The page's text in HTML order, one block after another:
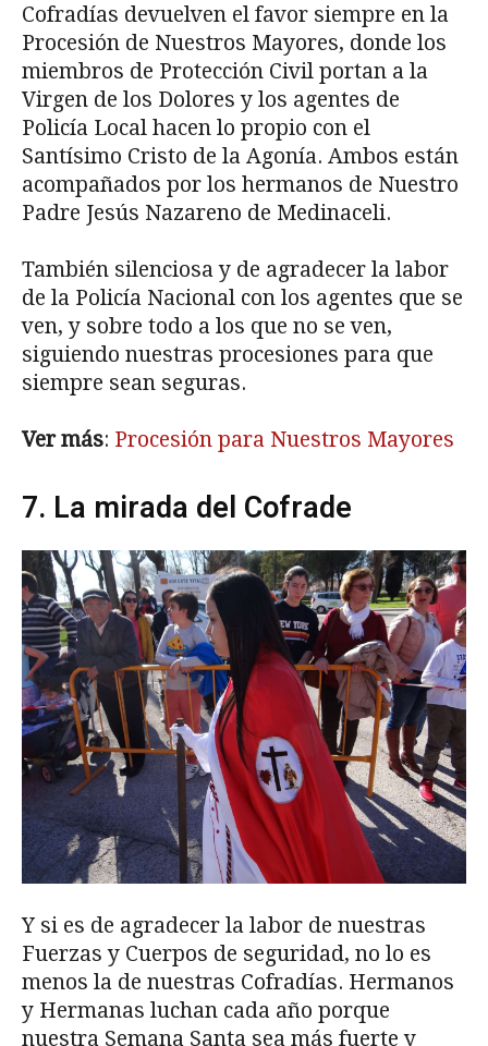
Cofradías devuelven el favor siempre en la
Procesión de Nuestros Mayores, donde los
miembros de Protección Civil portan a la
Virgen de los Dolores y los agentes de
Policía Local hacen lo propio con el
Santísimo Cristo de la Agonía. Ambos están
acompañados por los hermanos de Nuestro
Padre Jesús Nazareno de Medinaceli.
También silenciosa y de agradecer la labor
de la Policía Nacional con los agentes que se
ven, y sobre todo a los que no se ven,
siguiendo nuestras procesiones para que
siempre sean seguras.
Ver más: Procesión para Nuestros Mayores
7. La mirada del Cofrade
Y si es de agradecer la labor de nuestras
Fuerzas y Cuerpos de seguridad, no lo es
menos la de nuestras Cofradías. Hermanos
y Hermanas luchan cada año porque
nuestra Semana Santa sea más fuerte y